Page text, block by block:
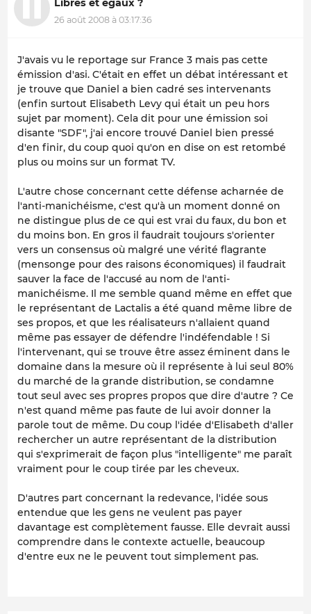
Libres et égaux ?
26 août 2008 à 03:17:36
J'avais vu le reportage sur France 3 mais pas cette
émission d'asi. C'était en effet un débat intéressant et
je trouve que Daniel a bien cadré ses intervenants
(enfin surtout Elisabeth Levy qui était un peu hors
sujet par moment). Cela dit pour une émission soi
disante "SDF", j'ai encore trouvé Daniel bien pressé
d'en finir, du coup quoi qu'on en dise on est retombé
plus ou moins sur un format TV.
L'autre chose concernant cette défense acharnée de
l'anti-manichéisme, c'est qu'à un moment donné on
ne distingue plus de ce qui est vrai du faux, du bon et
du moins bon. En gros il faudrait toujours s'orienter
vers un consensus où malgré une vérité flagrante
(mensonge pour des raisons économiques) il faudrait
sauver la face de l'accusé au nom de l'anti-
manichéisme. Il me semble quand même en effet que
le représentant de Lactalis a été quand même libre de
ses propos, et que les réalisateurs n'allaient quand
même pas essayer de défendre l'indéfendable ! Si
l'intervenant, qui se trouve être assez éminent dans le
domaine dans la mesure où il représente à lui seul 80%
du marché de la grande distribution, se condamne
tout seul avec ses propres propos que dire d'autre ? Ce
n'est quand même pas faute de lui avoir donner la
parole tout de même. Du coup l'idée d'Elisabeth d'aller
rechercher un autre représentant de la distribution
qui s'exprimerait de façon plus "intelligente" me paraît
vraiment pour le coup tirée par les cheveux.
D'autres part concernant la redevance, l'idée sous
entendue que les gens ne veulent pas payer
davantage est complètement fausse. Elle devrait aussi
comprendre dans le contexte actuelle, beaucoup
d'entre eux ne le peuvent tout simplement pas.